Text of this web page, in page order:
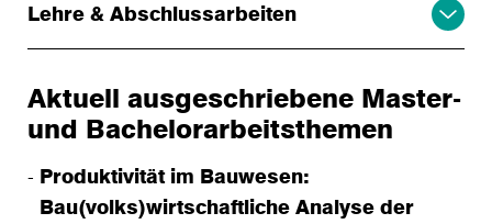
Lehre & Abschlussarbeiten
Aktuell ausgeschriebene Master-
und Bachelorarbeitsthemen
Produktivität im Bauwesen:
Bau(volks)wirtschaftliche Analyse der